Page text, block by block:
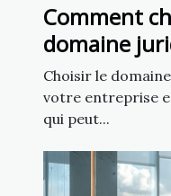
Comment
domaine
affaire
Choisir le
votre entreprise
qui peut...